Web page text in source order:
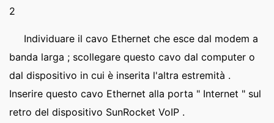
2
Individuare il cavo Ethernet che esce dal modem a
banda larga ; scollegare questo cavo dal computer o
dal dispositivo in cui è inserita l'altra estremità .
Inserire questo cavo Ethernet alla porta " Internet " sul
retro del dispositivo SunRocket VoIP .